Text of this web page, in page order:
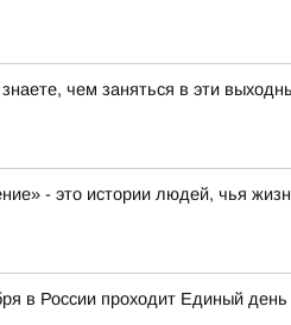
чем заняться в эти
- это истории людей, чья
в России проходит Единый день